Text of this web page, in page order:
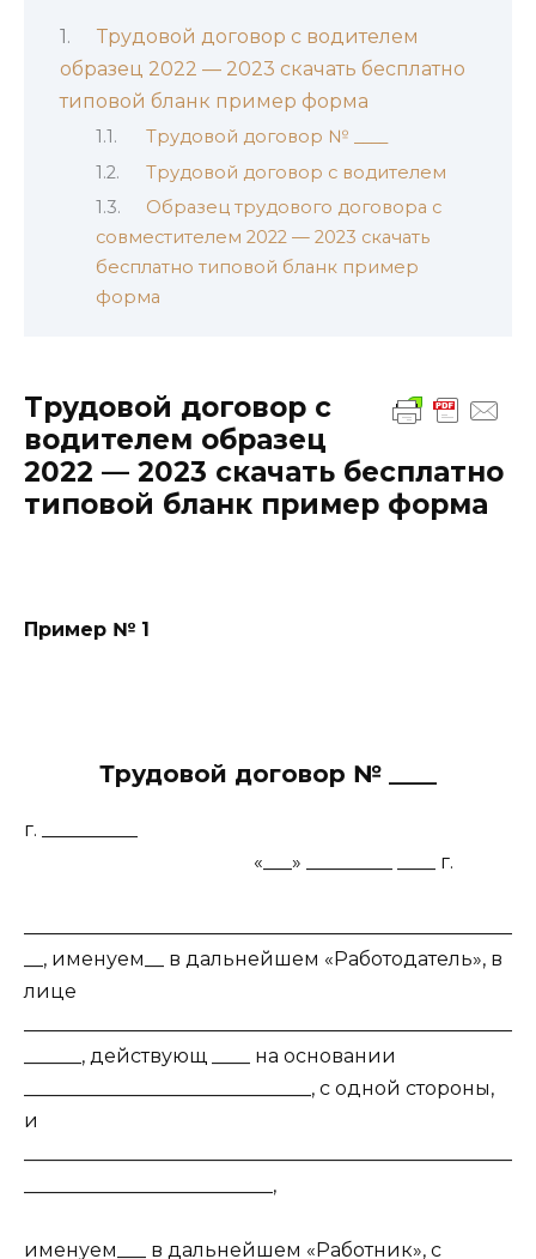
Трудовой договор с водителем
образец 2022 — 2023 скачать бесплатно
типовой бланк пример форма
Трудовой договор № ____
Трудовой договор с водителем
Образец трудового договора с
совместителем 2022 — 2023 скачать
бесплатно типовой бланк пример
форма
Трудовой договор с
водителем образец
2022 — 2023 скачать бесплатно
типовой бланк пример форма
Пример № 1
Трудовой договор № ____
г. __________
«___» _________ ____ г.
__, именуем__ в дальнейшем «Работодатель», в
лице
______, действующ ____ на основании
______________________________, с одной стороны,
и
__________________________,
именуем___ в дальнейшем «Работник», с